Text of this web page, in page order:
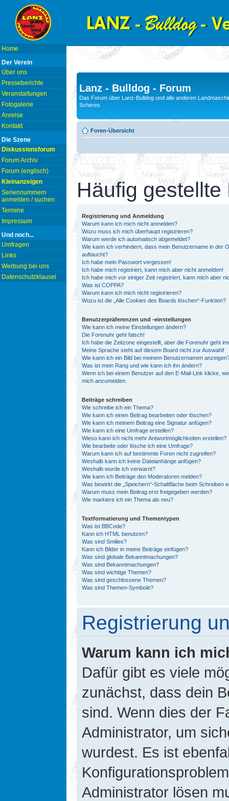
Home
Der Verein
Über uns
Presseberichte
Veranstaltungen
Fotogalerie
Anreise
Kontakt
Die Szene
Diskussionsforum
Forum Archiv
Forum (englisch)
Kleinanzeigen
Seriennummern
anmelden / suchen
Termine
Impressum
Und noch...
Umfragen
Links
Werbung bei uns
Datenschutzklausel
Lanz - Bulldog - Forum
Das Forum über Lanz-Bulldog und alle anderen
Scheres
Foren-Übersicht
Häufig gestellte
Registrierung und Anmeldung
Warum kann ich mich nicht anmelden?
Wozu muss ich mich überhaupt registrieren?
Warum werde ich automatisch abgemeldet?
Wie kann ich verhindern, dass mein Benutzername in der
auftaucht?
Ich habe mein Passwort vergessen!
Ich habe mich registriert, kann mich aber nicht anmelden!
Ich habe mich vor einiger Zeit registriert, kann mich aber
Was ist COPPA?
Warum kann ich mich nicht registrieren?
Wozu ist die „Alle Cookies des Boards löschen“-Funktion?
Benutzerpräferenzen und -einstellungen
Wie kann ich meine Einstellungen ändern?
Die Forenuhr geht falsch!
Ich habe die Zeitzone eingestellt, aber die Forenuhr geht
Meine Sprache steht auf diesem Board nicht zur Auswahl!
Wie kann ich ein Bild bei meinem Benutzernamen
Was ist mein Rang und wie kann ich ihn ändern?
Wenn ich bei einem Benutzer auf den E-Mail-Link klicke,
mich anzumelden.
Beiträge schreiben
Wie schreibe ich ein Thema?
Wie kann ich einen Beitrag bearbeiten oder löschen?
Wie kann ich meinem Beitrag eine Signatur anfügen?
Wie kann ich eine Umfrage erstellen?
Wieso kann ich nicht mehr Antwortmöglichkeiten erstellen?
Wie bearbeite oder lösche ich eine Umfrage?
Warum kann ich auf bestimmte Foren nicht zugreifen?
Weshalb kann ich keine Dateianhänge anfügen?
Weshalb wurde ich verwarnt?
Wie kann ich Beiträge den Moderatoren melden?
Was bewirkt die „Speichern“-Schaltfläche beim Schreiben
Warum muss mein Beitrag erst freigegeben werden?
Wie markiere ich ein Thema als neu?
Textformatierung und Thementypen
Was ist BBCode?
Kann ich HTML benutzen?
Was sind Smilies?
Kann ich Bilder in meine Beiträge einfügen?
Was sind globale Bekanntmachungen?
Was sind Bekanntmachungen?
Was sind wichtige Themen?
Was sind geschlossene Themen?
Was sind Themen-Symbole?
Registrierung
Warum kann ich
Dafür gibt es viele
zunächst, dass dein
sind. Wenn dies der
Administrator, um
wurdest. Es ist
Administrator lösen